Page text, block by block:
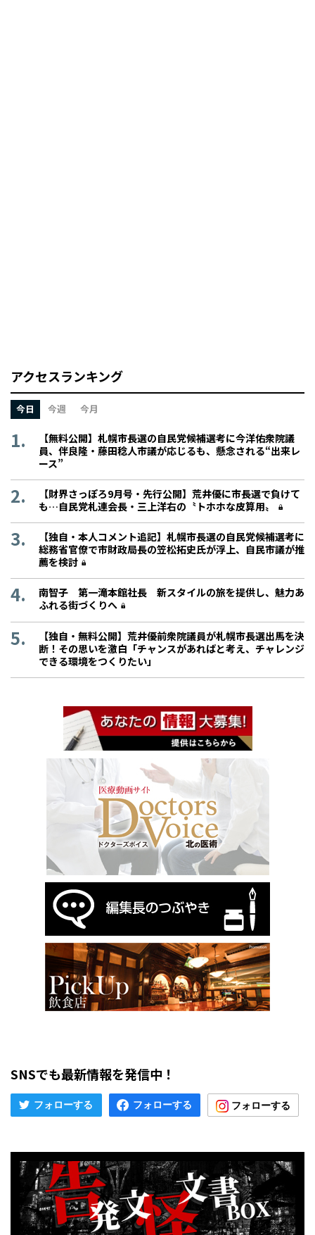
アクセスランキング
今日 今週 今月
【無料公開】札幌市長選の自民党候補選考に今洋佑衆院議
員、伴良隆・藤田稔人市議が応じるも、懸念される“出来レ
ース”
【財界さっぽろ9月号・先行公開】荒井優に市長選で負けて
も…自民党札連会長・三上洋右の〝トホホな皮算用〟
【独自・本人コメント追記】札幌市長選の自民党候補選考に
総務省官僚で市財政局長の笠松拓史氏が浮上、自民市議が推
薦を検討
南智子 第一滝本館社長 新スタイルの旅を提供し、魅力あ
ふれる街づくりへ
【独自・無料公開】荒井優前衆院議員が札幌市長選出馬を決
断！その思いを激白「チャンスがあればと考え、チャレンジ
できる環境をつくりたい」
SNSでも最新情報を発信中！